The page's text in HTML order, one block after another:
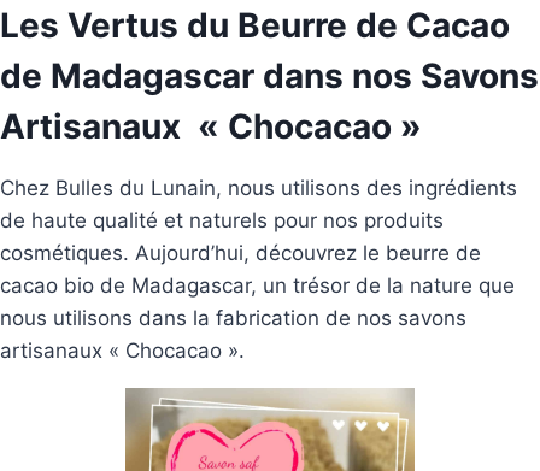
Les Vertus du Beurre de Cacao
de Madagascar dans nos Savons
Artisanaux « Chocacao »
Chez Bulles du Lunain, nous utilisons des ingrédients
de haute qualité et naturels pour nos produits
cosmétiques. Aujourd’hui, découvrez le beurre de
cacao bio de Madagascar, un trésor de la nature que
nous utilisons dans la fabrication de nos savons
artisanaux « Chocacao ».